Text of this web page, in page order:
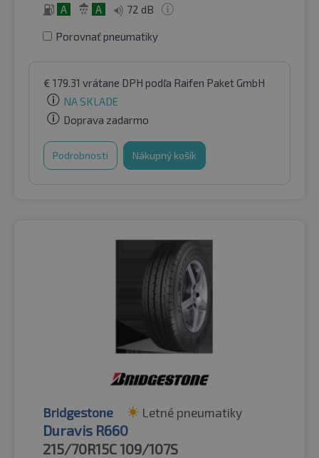
A A 72 dB
Porovnať pneumatiky
€ 179.31 vrátane DPH podľa Raifen Paket GmbH
NA SKLADE
Doprava zadarmo
Podrobnosti Nákupný košík
Bridgestone Letné pneumatiky
Duravis R660
215/70R15C109/107S